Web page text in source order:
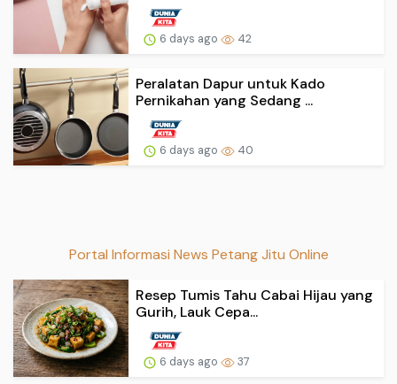
6 days ago 42
Peralatan Dapur untuk Kado
Pernikahan yang Sedang ...
6 days ago 40
Portal Informasi News Petang Jitu Online
Resep Tumis Tahu Cabai Hijau yang
Gurih, Lauk Cepa...
6 days ago 37